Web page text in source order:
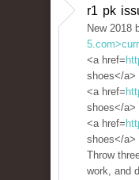
r1 pk
New 2018
<a href=
shoes</a>
<a href=
shoes</a>
<a href=
shoes</a>
Throw
work, and